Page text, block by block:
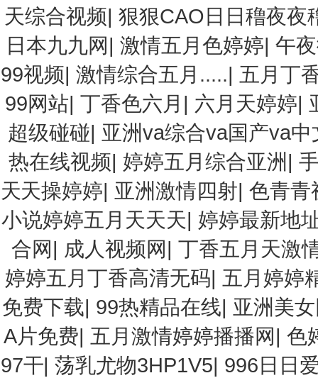
天综合视频|狠狠CAO日日穞夜夜
日本九九网|激情五月色婷婷|午
99视频|激情综合五月.....| 五月丁
99网站| 丁香色六月 | 六月天婷婷|
超级碰碰| 亚洲va综合va国产va中
热在线视频| 婷婷五月综合亚洲 |
天天操婷婷| 亚洲激情四射|色青青
小说婷婷五月天天天| 婷婷最新地
合网| 成人视频网| 丁香五月天激
婷婷五月丁香高清无码| 五月婷婷
免费下载| 99热精品在线| 亚洲美
A片免费| 五月激情婷婷播播网|色
97干|荡乳尤物3HP1V5| 996日日